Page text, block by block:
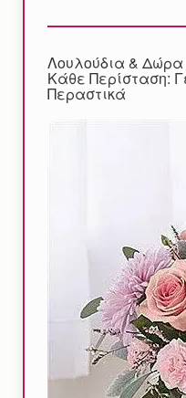
Λουλούδια &
Κάθε Περίσταση:
Περαστικά